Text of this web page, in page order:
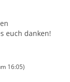
euch danken!
16:05)